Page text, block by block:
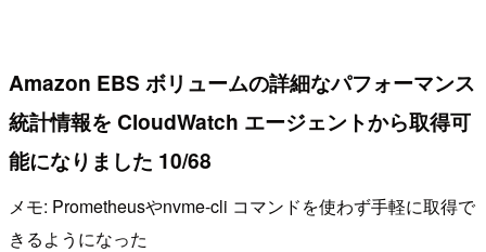
Amazon EBS ボリュームの詳細なパフォーマンス
統計情報を CloudWatch エージェントから取得可
能になりました 10/68
メモ: Prometheusやnvme-cli コマンドを使わず手軽に取得で
きるようになった